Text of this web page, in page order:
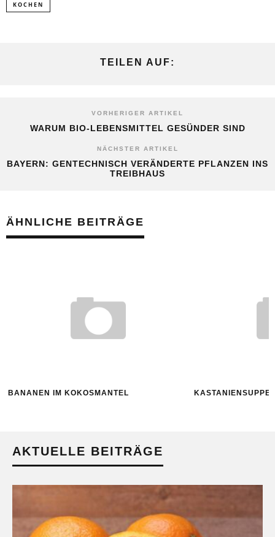
KOCHEN
TEILEN AUF:
VORHERIGER ARTIKEL
WARUM BIO-LEBENSMITTEL GESÜNDER SIND
NÄCHSTER ARTIKEL
BAYERN: GENTECHNISCH VERÄNDERTE PFLANZEN INS
TREIBHAUS
ÄHNLICHE BEITRÄGE
BANANEN IM KOKOSMANTEL KASTANIENSUPPE
AKTUELLE BEITRÄGE